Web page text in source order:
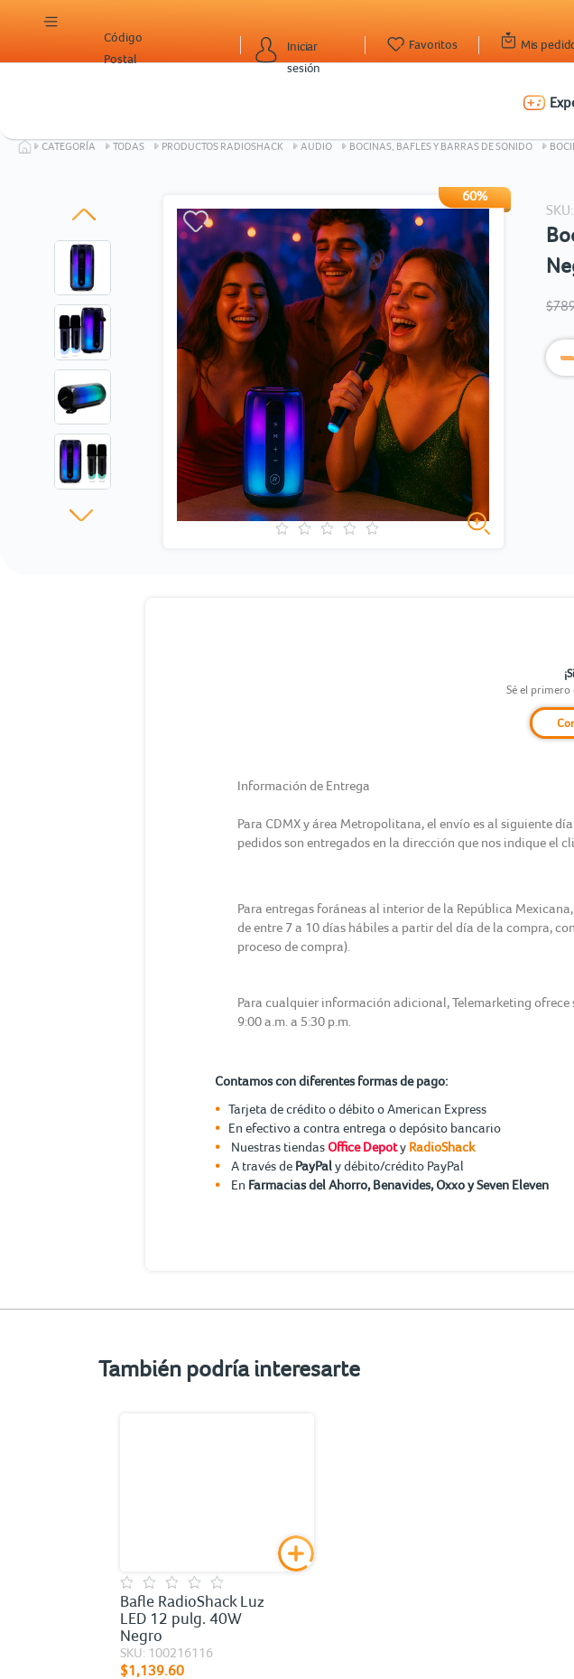
Iniciar
sesión
Código
Postal
Mis
Favoritos
CATEGORÍA TODAS PRODUCTOS RADIOSHACK AUDIO BOCINAS, BAFLES Y BARRAS DE SONIDO
60%
Sé el
Información de Entrega
Para CDMX y área Metropolitana, el envío es al siguiente
pedidos son entregados en la dirección que nos indique el
Para entregas foráneas al interior de la República
de entre 7 a 10 días hábiles a partir del día de la compra,
proceso de compra).
Para cualquier información adicional, Telemarketing ofrece
9:00 a.m. a 5:30 p.m.
Contamos con diferentes formas de pago:
Tarjeta de crédito o débito o American Express
En efectivo a contra entrega o depósito bancario
Nuestras tiendas Office Depoty RadioShack
A través de PayPaly débito/crédito PayPal
En Farmacias del Ahorro, Benavides, Oxxo y Seven Eleven
También podría interesarte
Bafle RadioShack Luz
LED 12 pulg. 40W
Negro
SKU: 100216116
$1,139.60